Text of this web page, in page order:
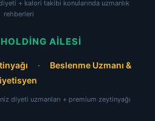
+ kalori takibi konularında uzmanlık
rehberleri
AILESI
·
Beslenme Uzmanı &
diyeti uzmanları + premium zeytinyağı